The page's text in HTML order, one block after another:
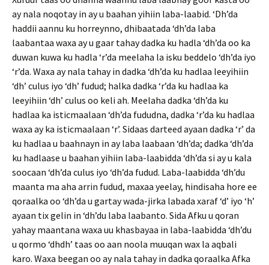
ay nala noqotay in ay u baahan yihiin laba-laabid. ‘Dh’da
haddii aannu ku horreynno, dhibaatada ‘dh’da laba
laabantaa waxa ay u gaar tahay dadka ku hadla ‘dh’da oo ka
duwan kuwa ku hadla ‘r’da meelaha la isku beddelo ‘dh’da iyo
‘r’da. Waxa ay nala tahay in dadka ‘dh’da ku hadlaa leeyihiin
‘dh’ culus iyo ‘dh’ fudud; halka dadka ‘r’da ku hadlaa ka
leeyihiin ‘dh’ culus oo keli ah. Meelaha dadka ‘dh’da ku
hadlaa ka isticmaalaan ‘dh’da fududna, dadka ‘r’da ku hadlaa
waxa ay ka isticmaalaan ‘r’. Sidaas darteed ayaan dadka ‘r’ da
ku hadlaa u baahnayn in ay laba laabaan ‘dh’da; dadka ‘dh’da
ku hadlaase u baahan yihiin laba-laabidda ‘dh’da si ay u kala
soocaan ‘dh’da culus iyo ‘dh’da fudud. Laba-laabidda ‘dh’du
maanta ma aha arrin fudud, maxaa yeelay, hindisaha hore ee
qoraalka oo ‘dh’da u gartay wada-jirka labada xaraf ‘d’ iyo ‘h’
ayaan tix gelin in ‘dh’du laba laabanto. Sida Afku u qoran
yahay maantana waxa uu khasbayaa in laba-laabidda ‘dh’du
u qormo ‘dhdh’ taas oo aan noola muuqan wax la aqbali
karo. Waxa beegan oo ay nala tahay in dadka qoraalka Afka